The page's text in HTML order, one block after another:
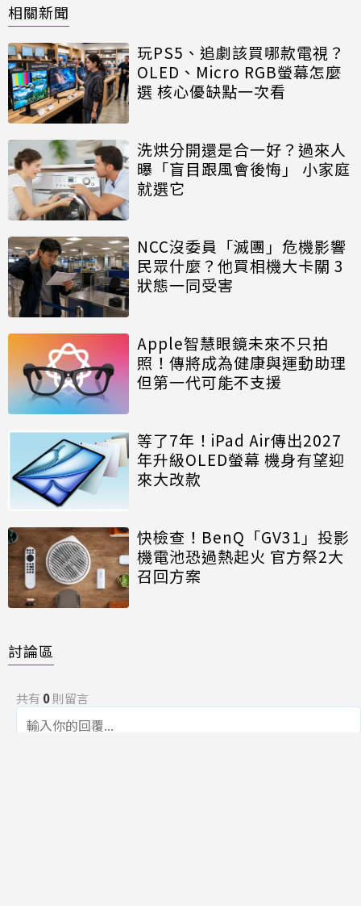
相關新聞
玩PS5、追劇該買哪款電視？
OLED、Micro RGB螢幕怎麼
選 核心優缺點一次看
洗烘分開還是合一好？過來人
曝「盲目跟風會後悔」 小家庭
就選它
NCC沒委員「滅團」危機影響
民眾什麼？他買相機大卡關 3
狀態一同受害
Apple智慧眼鏡未來不只拍
照！傳將成為健康與運動助理
但第一代可能不支援
等了7年！iPad Air傳出2027
年升級OLED螢幕 機身有望迎
來大改款
快檢查！BenQ「GV31」投影
機電池恐過熱起火 官方祭2大
召回方案
討論區
共有 0則留言